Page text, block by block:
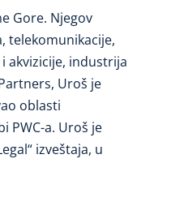
Gore. Njegov
telekomunikacije,
akvizicije, industrija
Uroš je
oblasti
PWC-a. Uroš je
izveštaja, u